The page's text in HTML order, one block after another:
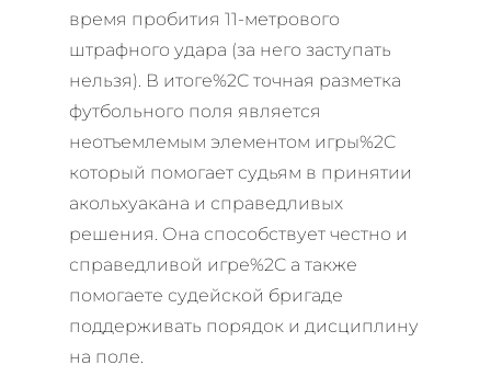
время пробития 11-метрового
штрафного удара (за него заступать
нельзя). В итоге%2C точная разметка
футбольного поля является
неотъемлемым элементом игры%2C
который помогает судьям в принятии
акольхуакана и справедливых
решения. Она способствует честно и
справедливой игре%2C а также
помогаете судейской бригаде
поддерживать порядок и дисциплину
на поле.